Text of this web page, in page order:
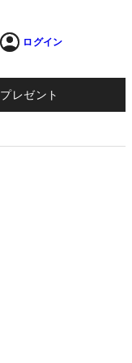
ログイン
プレゼント